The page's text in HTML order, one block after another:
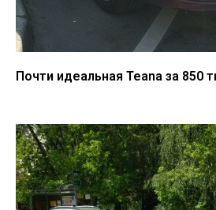
Почти идеальная Teana за 850